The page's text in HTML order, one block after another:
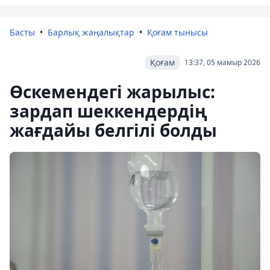
Басты Барлық жаңалықтар Қоғам тынысы
13:37, 05 мамыр 2026
Қоғам
Өскемендегі жарылыс:
зардап шеккендердің
жағдайы белгілі болды